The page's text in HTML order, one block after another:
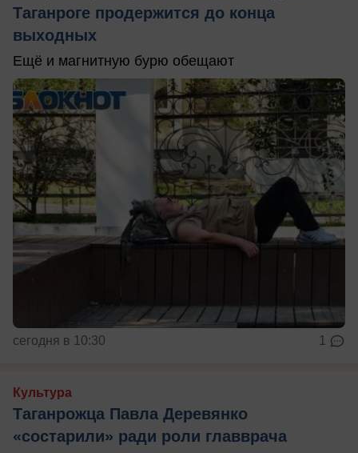
Таганроге продержится до конца
выходных
Ещё и магнитную бурю обещают
сегодня в 10:30 1
Культура
Таганрожца Павла Деревянко
«состарили» ради роли главврача